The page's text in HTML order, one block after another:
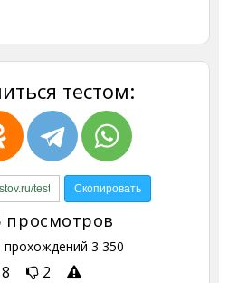
тестом:
просмотров
прохождений 3 350
8 2